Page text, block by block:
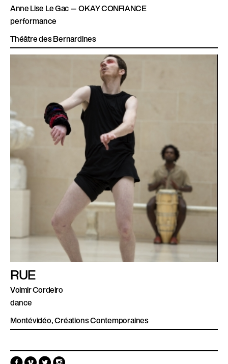
Anne Lise Le Gac — OKAY CONFIANCE
performance
Théâtre des Bernardines
RUE
Volmir Cordeiro
dance
Montévidéo, Créations Contemporaines
F
V
T